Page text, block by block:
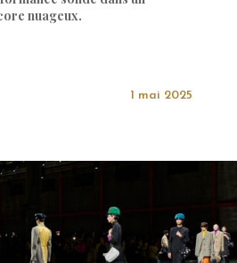
nuageux.
1 mai 2025